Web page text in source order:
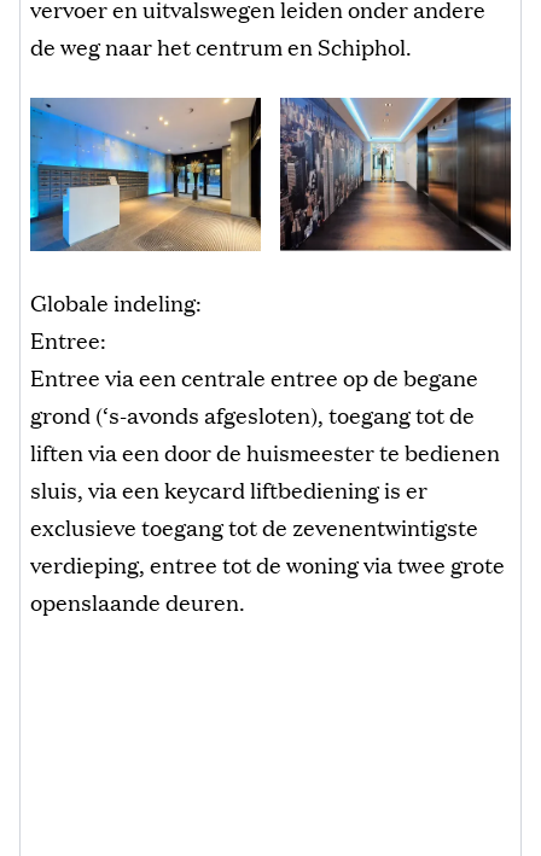
vervoer en uitvalswegen leiden onder andere
de weg naar het centrum en Schiphol.
Globale indeling:
Entree:
Entree via een centrale entree op de begane
grond (‘s-avonds afgesloten), toegang tot de
liften via een door de huismeester te bedienen
sluis, via een keycard liftbediening is er
exclusieve toegang tot de zevenentwintigste
verdieping, entree tot de woning via twee grote
openslaande deuren.